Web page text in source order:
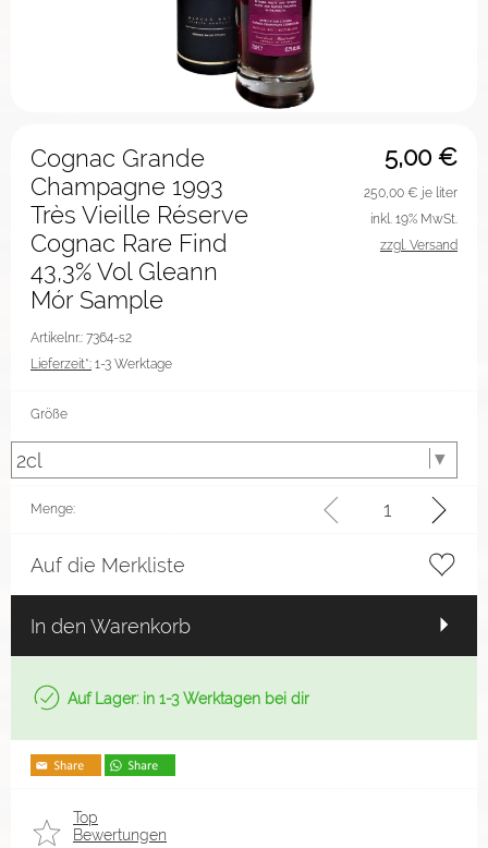
5,00 €
Cognac Grande
Champagne 1993
Très Vieille Réserve
Cognac Rare Find
43,3% Vol Gleann
Mór Sample
Artikelnr.: 7364-s2
Lieferzeit*: 1-3 Werktage
250,00 € je liter
inkl. 19% MwSt.
zzgl. Versand
Größe
Menge:
Auf die Merkliste
In den Warenkorb
Auf Lager: in 1-3 Werktagen bei dir
Top
Bewertungen